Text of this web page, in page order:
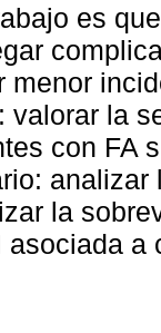
es
menor
valorar la
con FA
la
asociada a